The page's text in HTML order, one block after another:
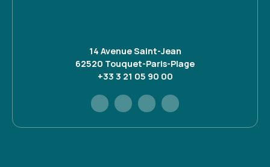
14 Avenue Saint-Jean
62520 Touquet-Paris-Plage
+33 3 21 05 90 00